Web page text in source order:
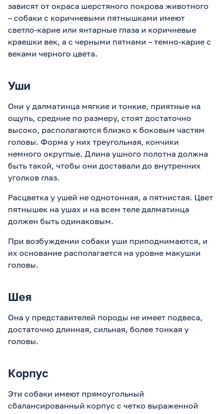
зависят от окраса шерстяного покрова животного
– собаки с коричневыми пятнышками имеют
светло-карие или янтарные глаза и коричневые
краешки век, а с черными пятнами – темно-карие с
веками черного цвета.
Уши
Они у далматинца мягкие и тонкие, приятные на
ощупь, средние по размеру, стоят достаточно
высоко, располагаются близко к боковым частям
головы. Форма у них треугольная, кончики
немного округлые. Длина ушного полотна должна
быть такой, чтобы они доставали до внутренних
уголков глаз.
Расцветка у ушей не однотонная, а пятнистая. Цвет
пятнышек на ушах и на всем теле далматинца
должен быть одинаковым.
При возбуждении собаки уши приподнимаются, и
их основание располагается на уровне макушки
головы.
Шея
Она у представителей породы не имеет подвеса,
достаточно длинная, сильная, более тонкая у
головы.
Корпус
Эти собаки имеют прямоугольный
сбалансированный корпус с четко выраженной